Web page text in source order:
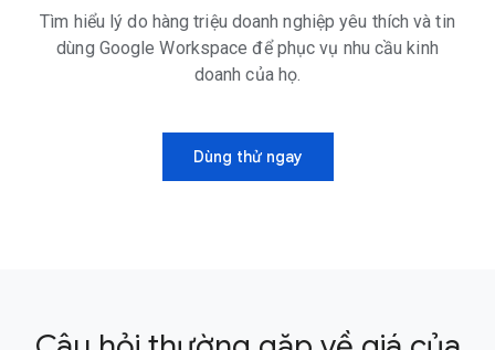
Tìm hiểu lý do hàng triệu doanh nghiệp yêu thích và tin
dùng Google Workspace để phục vụ nhu cầu kinh
doanh của họ.
Dùng thử ngay